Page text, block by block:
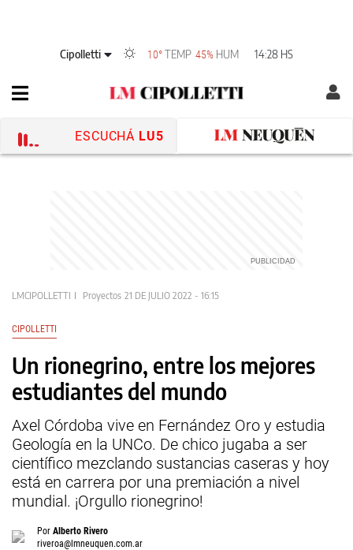
Cipolletti 10°TEMP 45% HUM 14:28 HS
ESCUCHÁ LU5
LMCIPOLLETTI Proyectos 21 DE JULIO 2022 - 16:15
CIPOLLETTI
Un rionegrino, entre los mejores
estudiantes del mundo
Axel Córdoba vive en Fernández Oro y estudia
Geología en la UNCo. De chico jugaba a ser
científico mezclando sustancias caseras y hoy
está en carrera por una premiación a nivel
mundial. ¡Orgullo rionegrino!
Por Alberto Rivero
riveroa@lmneuquen.com.ar